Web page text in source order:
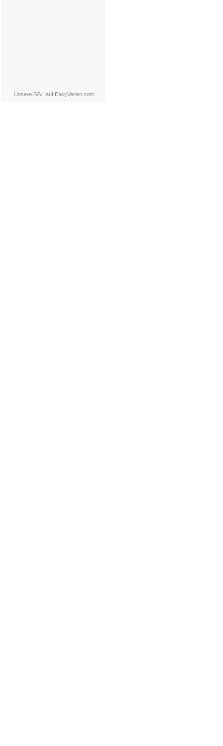
Unsere SGL auf EasyVerein.com